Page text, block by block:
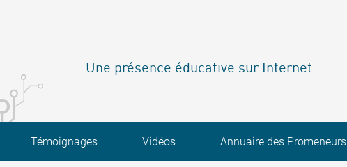
Une présence éducative sur Internet
Témoignages Vidéos Annuaire des Promeneurs